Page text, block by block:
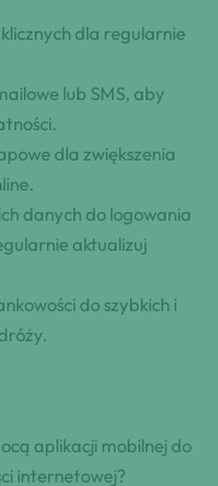
dla regularnie
lub SMS, aby
dla zwiększenia
danych do logowania
aktualizuj
do szybkich i
aplikacji mobilnej do
internetowej?